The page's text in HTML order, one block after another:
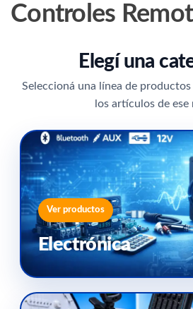
Controles
Elegí una
Seleccioná una línea de
los artículos de ese
Ver productos
Electrónica